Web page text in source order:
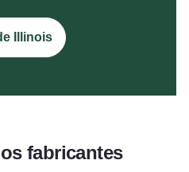
Illinois
fabricantes